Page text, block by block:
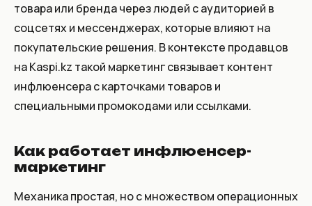
товара или бренда через людей с аудиторией в
соцсетях и мессенджерах, которые влияют на
покупательские решения. В контексте продавцов
на Kaspi.kz такой маркетинг связывает контент
инфлюенсера с карточками товаров и
специальными промокодами или ссылками.
Как работает инфлюенсер-
маркетинг
Механика простая, но с множеством операционных